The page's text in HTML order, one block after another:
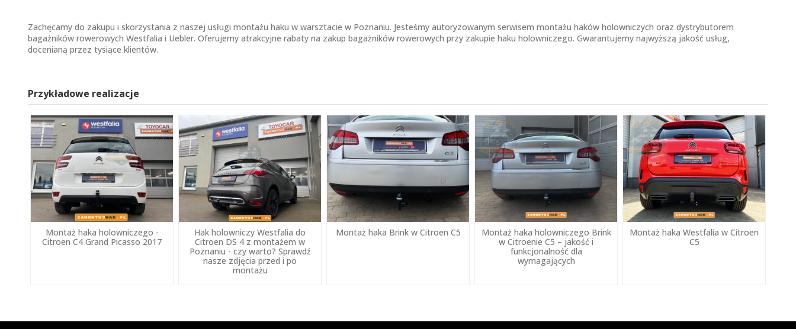
Zachęcamy do zakupu i skorzystania z naszej usługi montażu haku w warsztacie w Poznaniu. Jesteśmy autoryzowanym serwisem montażu haków holowniczych oraz dystrybutorem
bagażników rowerowych Westfalia i Uebler. Oferujemy atrakcyjne rabaty na zakup bagażników rowerowych przy zakupie haku holowniczego. Gwarantujemy najwyższą jakość usług,
docenianą przez tysiące klientów.
Przykładowe realizacje
Montaż haka holowniczego -
Citroen C4 Grand Picasso 2017
Hak holowniczy Westfalia do
Citroen DS 4 z montażem w
Poznaniu - czy warto? Sprawdź
nasze zdjęcia przed i po
montażu
Montaż haka Brink w Citroen C5
Montaż haka holowniczego Brink
w Citroenie C5 – jakość i
funkcjonalność dla
wymagających
Montaż haka Westfalia w Citroen
C5